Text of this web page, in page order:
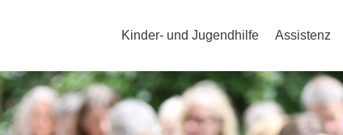
Kinder- und Jugendhilfe Assistenz